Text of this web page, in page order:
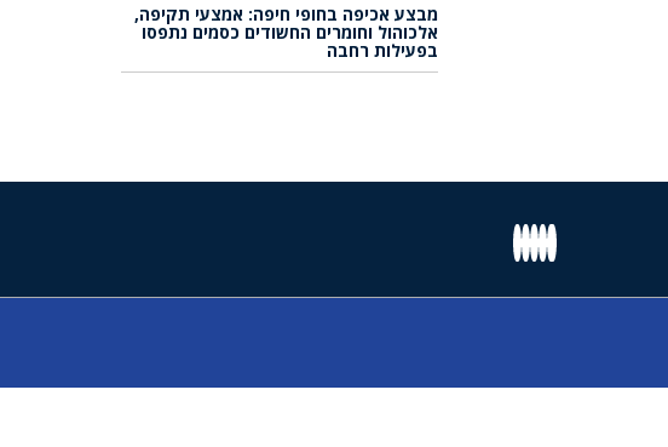
מבצע אכיפה בחופי חיפה: אמצעי תקיפה,
אלכוהול וחומרים החשודים כסמים נתפסו
בפעילות רחבה